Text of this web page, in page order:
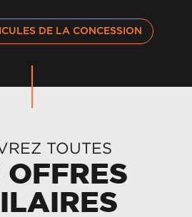
DE LA CONCESSION
TOUTES
OFFRES